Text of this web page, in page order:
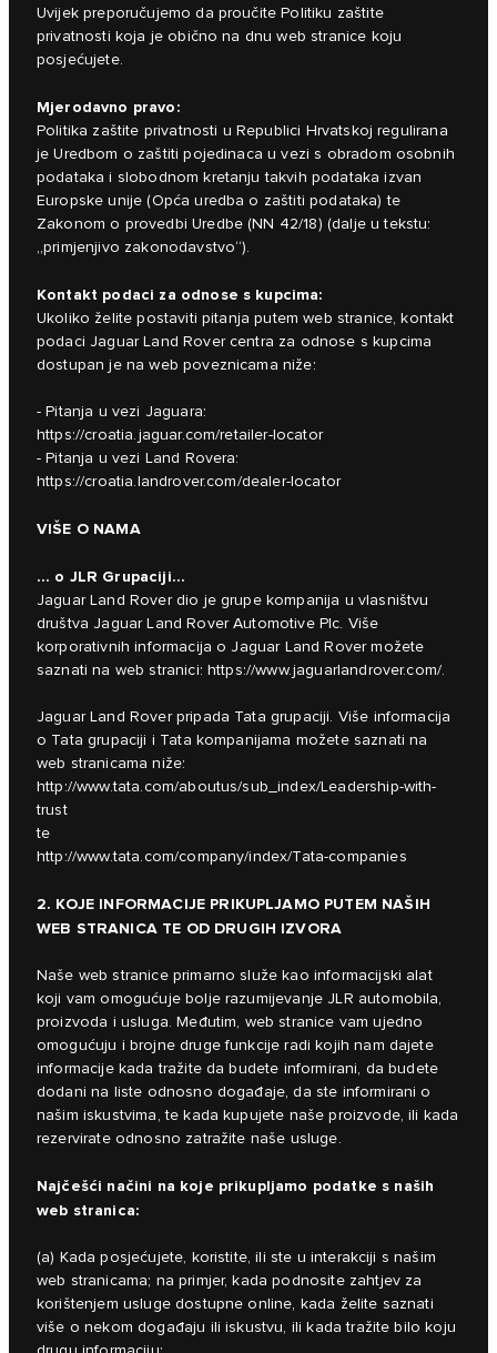
Uvijek preporučujemo da proučite Politiku zaštite
privatnosti koja je obično na dnu web stranice koju
posjećujete.
Mjerodavno pravo:
Politika zaštite privatnosti u Republici Hrvatskoj regulirana
je Uredbom o zaštiti pojedinaca u vezi s obradom osobnih
podataka i slobodnom kretanju takvih podataka izvan
Europske unije (Opća uredba o zaštiti podataka) te
Zakonom o provedbi Uredbe (NN 42/18) (dalje u tekstu:
„primjenjivo zakonodavstvo“).
Kontakt podaci za odnose s kupcima:
Ukoliko želite postaviti pitanja putem web stranice, kontakt
podaci Jaguar Land Rover centra za odnose s kupcima
dostupan je na web poveznicama niže:
- Pitanja u vezi Jaguara:
https://croatia.jaguar.com/retailer-locator
- Pitanja u vezi Land Rovera:
https://croatia.landrover.com/dealer-locator
VIŠE O NAMA
… o JLR Grupaciji...
Jaguar Land Rover dio je grupe kompanija u vlasništvu
društva Jaguar Land Rover Automotive Plc. Više
korporativnih informacija o Jaguar Land Rover možete
saznati na web stranici:https://www.jaguarlandrover.com/.
Jaguar Land Rover pripada Tata grupaciji. Više informacija
o Tata grupaciji i Tata kompanijama možete saznati na
web stranicama niže:
http://www.tata.com/aboutus/sub_index/Leadership-with-
trust
te
http://www.tata.com/company/index/Tata-companies
2. KOJE INFORMACIJE PRIKUPLJAMO PUTEM NAŠIH
WEB STRANICA TE OD DRUGIH IZVORA
Naše web stranice primarno služe kao informacijski alat
koji vam omogućuje bolje razumijevanje JLR automobila,
proizvoda i usluga. Međutim, web stranice vam ujedno
omogućuju i brojne druge funkcije radi kojih nam dajete
informacije kada tražite da budete informirani, da budete
dodani na liste odnosno događaje, da ste informirani o
našim iskustvima, te kada kupujete naše proizvode, ili kada
rezervirate odnosno zatražite naše usluge.
Najčešći načini na koje prikupljamo podatke s naših
web stranica:
(a) Kada posjećujete, koristite, ili ste u interakciji s našim
web stranicama; na primjer, kada podnosite zahtjev za
korištenjem usluge dostupne online, kada želite saznati
više o nekom događaju ili iskustvu, ili kada tražite bilo koju